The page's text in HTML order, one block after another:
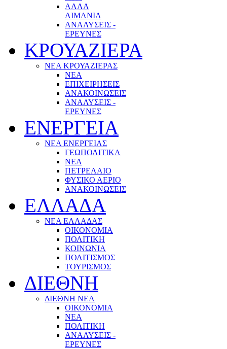
ΑΛΛΑ
ΛΙΜΑΝΙΑ
ΑΝΑΛΥΣΕΙΣ -
ΕΡΕΥΝΕΣ
ΚΡΟΥΑΖΙΕΡΑ
ΝΕΑ ΚΡΟΥΑΖΙΕΡΑΣ
NEA
ΕΠΙΧΕΙΡΗΣΕΙΣ
ΑΝΑΚΟΙΝΩΣΕΙΣ
ΑΝΑΛΥΣΕΙΣ -
ΕΡΕΥΝΕΣ
ΕΝΕΡΓΕΙΑ
ΝΕΑ ΕΝΕΡΓΕΙΑΣ
ΓΕΩΠΟΛΙΤΙΚΑ
ΝΕΑ
ΠΕΤΡΕΛΑΙΟ
ΦΥΣΙΚΟ ΑΕΡΙΟ
ΑΝΑΚΟΙΝΩΣΕΙΣ
ΕΛΛΑΔΑ
ΝΕΑ ΕΛΛΑΔΑΣ
ΟΙΚΟΝΟΜΙΑ
ΠΟΛΙΤΙΚΗ
ΚΟΙΝΩΝΙΑ
ΠΟΛΙΤΙΣΜΟΣ
ΤΟΥΡΙΣΜΟΣ
ΔΙΕΘΝΗ
ΔΙΕΘΝΗ ΝΕΑ
ΟΙΚΟΝΟΜΙΑ
ΝΕΑ
ΠΟΛΙΤΙΚΗ
ΑΝΑΛΥΣΕΙΣ -
ΕΡΕΥΝΕΣ